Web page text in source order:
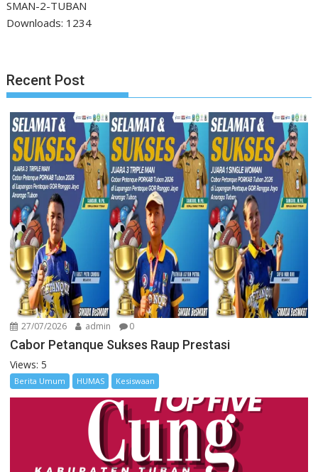
SMAN-2-TUBAN
Downloads: 1234
Recent Post
27/07/2026 admin 0
Cabor Petanque Sukses Raup Prestasi
Views: 5
Berita Umum HUMAS Kesiswaan